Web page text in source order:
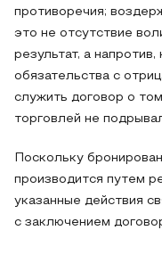
противоречия;
это не отсутствие
результат, а
обязательства с
служить договор о
торговлей не
Поскольку
производится путем
указанные действия
с заключением